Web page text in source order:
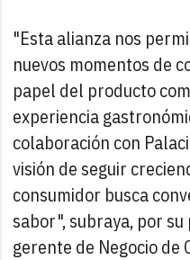
"Esta alianza nos
nuevos momentos de
papel del producto
experiencia
colaboración con
visión de seguir
consumidor busca
sabor", subraya, por
gerente de Negocio de